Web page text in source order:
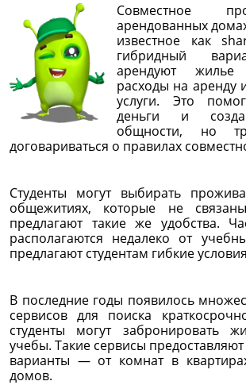
Совместное
арендованных
известное как
гибридный
арендуют жилье
расходы на аренду
услуги. Это
деньги и
общности, но
договариваться о правилах
Студенты могут выбирать
общежитиях, которые не
предлагают такие же удобства.
располагаются недалеко от
предлагают студентам гибкие
В последние годы появилось
сервисов для поиска
студенты могут забронировать
учебы. Такие сервисы
варианты — от комнат в
домов.